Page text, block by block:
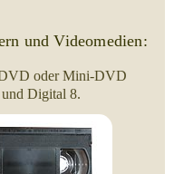
und Videomedien:
oder Mini-DVD
Digital 8.